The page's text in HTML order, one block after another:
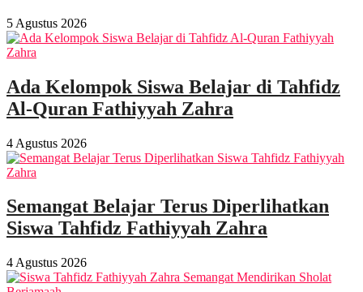
5 Agustus 2026
Ada Kelompok Siswa Belajar di Tahfidz
Al-Quran Fathiyyah Zahra
4 Agustus 2026
Semangat Belajar Terus Diperlihatkan
Siswa Tahfidz Fathiyyah Zahra
4 Agustus 2026